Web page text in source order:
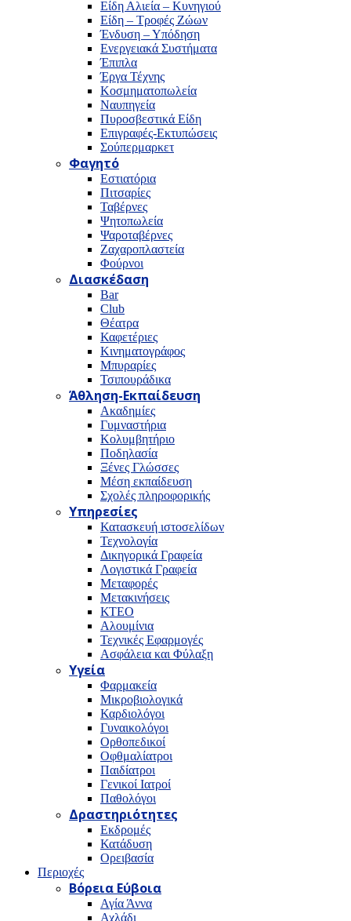
Είδη Αλιεία – Κυνηγιού
Είδη – Τροφές Ζώων
Ένδυση – Υπόδηση
Ενεργειακά Συστήματα
Έπιπλα
Έργα Τέχνης
Κοσμηματοπωλεία
Ναυπηγεία
Πυροσβεστικά Είδη
Επιγραφές-Εκτυπώσεις
Σούπερμαρκετ
Φαγητό
Εστιατόρια
Πιτσαρίες
Ταβέρνες
Ψητοπωλεία
Ψαροταβέρνες
Ζαχαροπλαστεία
Φούρνοι
Διασκέδαση
Bar
Club
Θέατρα
Καφετέριες
Κινηματογράφος
Μπυραρίες
Τσιπουράδικα
Άθληση-Εκπαίδευση
Ακαδημίες
Γυμναστήρια
Κολυμβητήριο
Ποδηλασία
Ξένες Γλώσσες
Μέση εκπαίδευση
Σχολές πληροφορικής
Υπηρεσίες
Κατασκευή ιστοσελίδων
Τεχνολογία
Δικηγορικά Γραφεία
Λογιστικά Γραφεία
Μεταφορές
Μετακινήσεις
ΚΤΕΟ
Αλουμίνια
Τεχνικές Εφαρμογές
Ασφάλεια και Φύλαξη
Υγεία
Φαρμακεία
Μικροβιολογικά
Καρδιολόγοι
Γυναικολόγοι
Ορθοπεδικοί
Οφθμαλίατροι
Παιδίατροι
Γενικοί Ιατροί
Παθολόγοι
Δραστηριότητες
Εκδρομές
Κατάδυση
Ορειβασία
Περιοχές
Βόρεια Εύβοια
Αγία Άννα
Αχλάδι